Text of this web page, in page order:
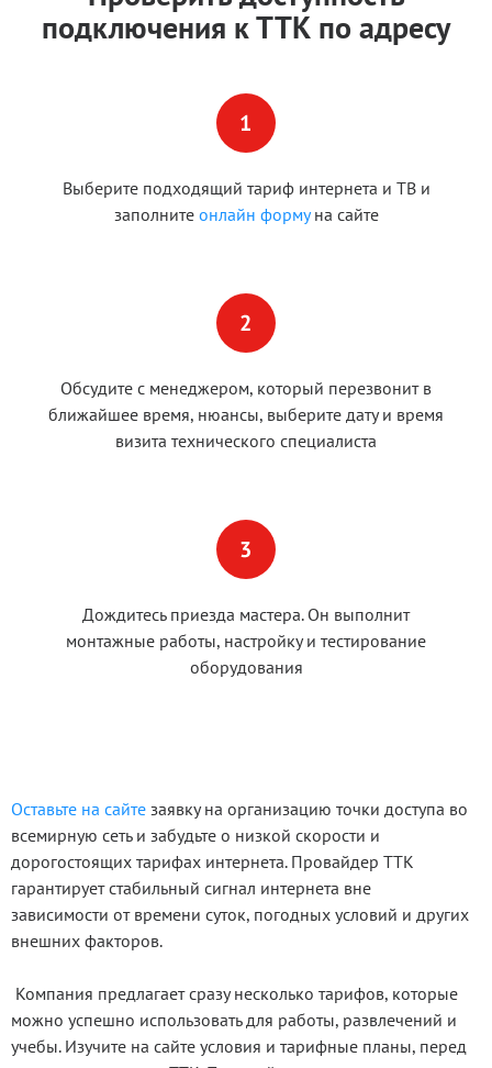
подключения к ТТК по адресу
Выберите подходящий тариф интернета и ТВ и
заполните онлайн формуна сайте
Обсудите с менеджером, который перезвонит в
ближайшее время, нюансы, выберите дату и время
визита технического специалиста
Дождитесь приезда мастера. Он выполнит
монтажные работы, настройку и тестирование
оборудования
Оставьте на сайте заявку на организацию точки доступа во
всемирную сеть и забудьте о низкой скорости и
дорогостоящих тарифах интернета. Провайдер ТТК
гарантирует стабильный сигнал интернета вне
зависимости от времени суток, погодных условий и других
внешних факторов.
Компания предлагает сразу несколько тарифов, которые
можно успешно использовать для работы, развлечений и
учебы. Изучите на сайте условия и тарифные планы, перед